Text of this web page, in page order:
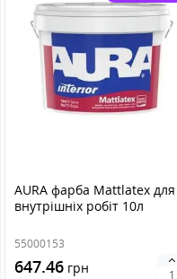
AURA фарба Mattlatex для
внутрішніх робіт 10л
55000153
647.46 грн